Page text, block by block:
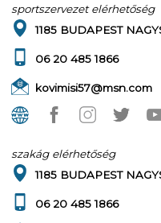
sportszervezet elérhetőség
1185 BUDAPEST
06 20 485 1866
kovimisi57@msn.com
szakág elérhetőség
1185 BUDAPEST
06 20 485 1866